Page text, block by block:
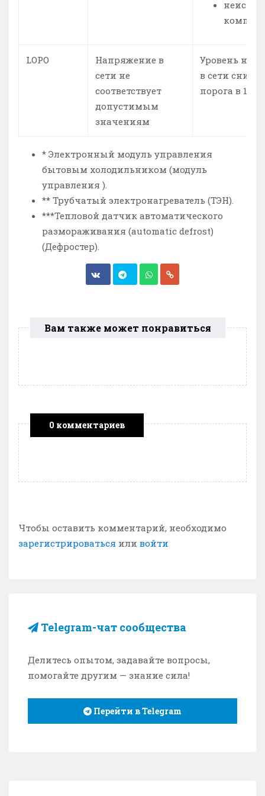
LOPO
Напряжение в
сети не
соответствует
допустимым
значениям
Уровень
в сети
порога в 170
* Электронный модуль управления
бытовым холодильником (модуль
управления ).
** Трубчатый электронагреватель (ТЭН).
***Тепловой датчик автоматического
размораживания (automatic defrost)
(Дефростер).
Вам также может понравиться
0 комментариев
Чтобы оставить комментарий, необходимо
зарегистрироваться или войти
Telegram-чат сообщества
Делитесь опытом, задавайте вопросы,
помогайте другим — знание сила!
Перейти в Telegram